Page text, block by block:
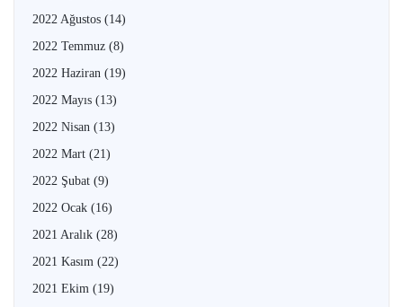
2022 Ağustos (14)
2022 Temmuz (8)
2022 Haziran (19)
2022 Mayıs (13)
2022 Nisan (13)
2022 Mart (21)
2022 Şubat (9)
2022 Ocak (16)
2021 Aralık (28)
2021 Kasım (22)
2021 Ekim (19)